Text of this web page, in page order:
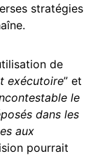
stratégies
de
exécutoire” et
le
dans les
aux
pourrait